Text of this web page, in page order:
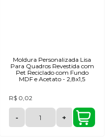
Moldura Personalizada Lisa
Para Quadros Revestida com
Pet Reciclado com Fundo
MDF e Acetato - 2,8x1,5
R$ 0,02
- +